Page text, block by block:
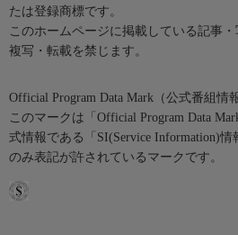
たは登録商標です。
このホームページに掲載している記事
複写・転載を禁じます。
Official Program Data Mark（公式番組情
このマークは「Official Program Data
式情報である「SI(Service Information)
のみ表記が許されているマークです。